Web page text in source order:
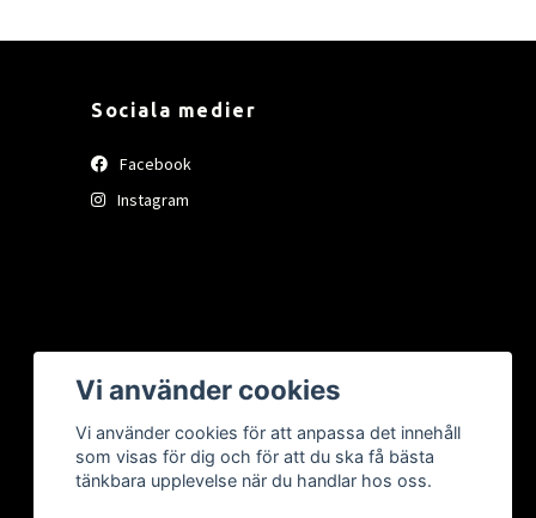
Sociala medier
Facebook
Instagram
Vi använder cookies
Vi använder cookies för att anpassa det innehåll
som visas för dig och för att du ska få bästa
tänkbara upplevelse när du handlar hos oss.